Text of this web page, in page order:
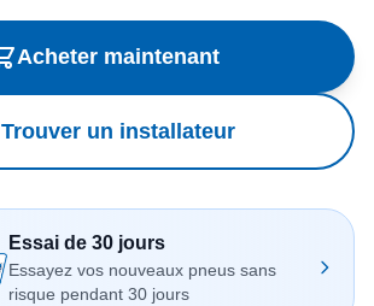
Acheter maintenant
Trouver un installateur
Essai de 30 jours
Essayez vos nouveaux pneus sans
risque pendant 30 jours